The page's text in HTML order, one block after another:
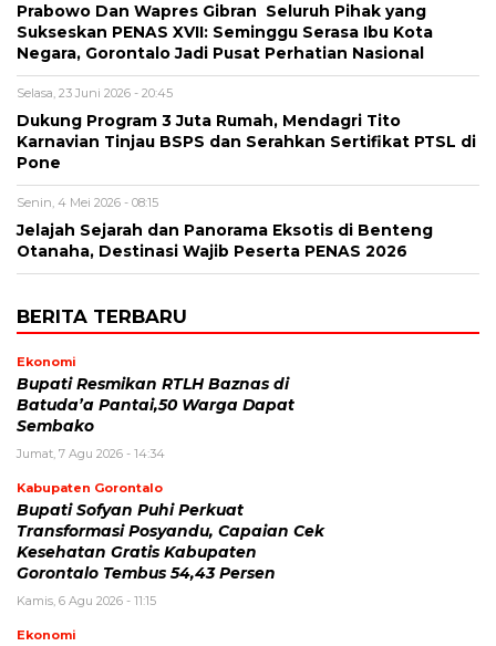
Prabowo Dan Wapres Gibran Seluruh Pihak yang
Sukseskan PENAS XVII: Seminggu Serasa Ibu Kota
Negara, Gorontalo Jadi Pusat Perhatian Nasional
Selasa, 23 Juni 2026 - 20:45
Dukung Program 3 Juta Rumah, Mendagri Tito
Karnavian Tinjau BSPS dan Serahkan Sertifikat PTSL di
Pone
Senin, 4 Mei 2026 - 08:15
Jelajah Sejarah dan Panorama Eksotis di Benteng
Otanaha, Destinasi Wajib Peserta PENAS 2026
BERITA TERBARU
Ekonomi
Bupati Resmikan RTLH Baznas di
Batuda’a Pantai,50 Warga Dapat
Sembako
Jumat, 7 Agu 2026 - 14:34
Kabupaten Gorontalo
Bupati Sofyan Puhi Perkuat
Transformasi Posyandu, Capaian Cek
Kesehatan Gratis Kabupaten
Gorontalo Tembus 54,43 Persen
Kamis, 6 Agu 2026 - 11:15
Ekonomi